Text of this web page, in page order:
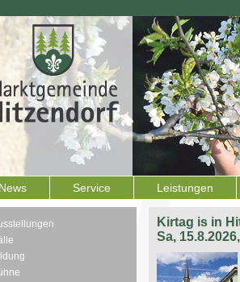
News Service Leistungen
Kirtag is in
Sa,